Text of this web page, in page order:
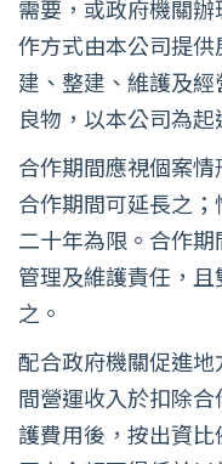
需要，或政府機關
作方式由本公司提
建、整建、維護及
良物，以本公司為
合作期間應視個案
合作期間可延長之
二十年為限。合作
管理及維護責任，
之。
配合政府機關促進
間營運收入於扣除
護費用後，按出資